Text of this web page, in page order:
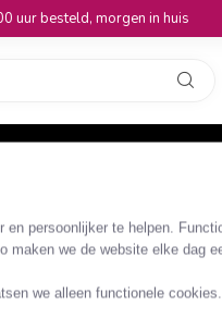
persoonlijker te helpen.
we de website elke dag
we alleen functionele cookies.
uur besteld, morgen in huis
OKS-18441